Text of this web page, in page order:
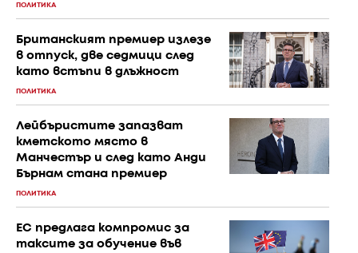
ПОЛИТИКА
Британският премиер излезе
в отпуск, две седмици след
като встъпи в длъжност
ПОЛИТИКА
Лейбъристите запазват
кметското място в
Манчестър и след като Анди
Бърнам стана премиер
ПОЛИТИКА
ЕС предлага компромис за
таксите за обучение във